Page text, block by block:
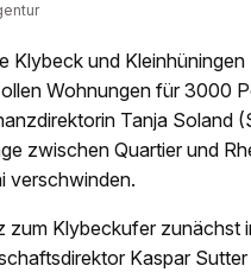
Klybeck und
Wohnungen für 3000
Tanja Soland
zwischen Quartier und
verschwinden.
zum Klybeckufer zunächst
Kaspar